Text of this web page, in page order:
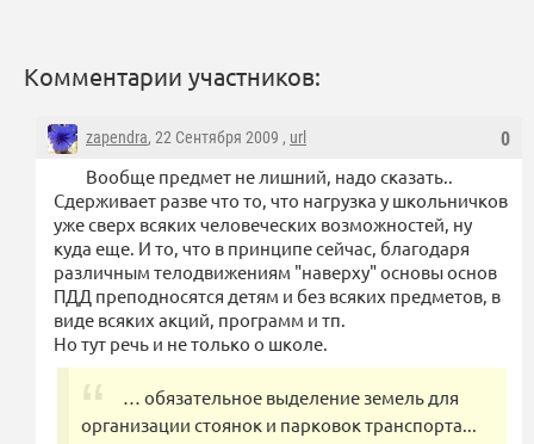
Комментарии участников:
0
zapendra, 22 Сентября 2009 , url
Вообще предмет не лишний, надо сказать..
Сдерживает разве что то, что нагрузка у школьничков
уже сверх всяких человеческих возможностей, ну
куда еще. И то, что в принципе сейчас, благодаря
различным телодвижениям "наверху" основы основ
ПДД преподносятся детям и без всяких предметов, в
виде всяких акций, программ и тп.
Но тут речь и не только о школе.
… обязательное выделение земель для
организации стоянок и парковок транспорта...